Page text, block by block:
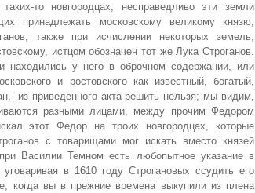
то новгородцах, несправедливо эти земли
принадлежать московскому великому князю,
также при исчислении некоторых земель,
истцом обозначен тот же Лука Строганов.
находились у него в оброчном содержании, или
и ростовского как известный, богатый,
из приведенного акта решить нельзя; мы видим,
разными лицами, между прочим Федором
этот Федор на троих новгородцах, которые
с товарищами мог искать вместо князей
Василии Темном есть любопытное указание в
в 1610 году Строгановых ссудить его
когда вы в прежние времена выкупили из плена